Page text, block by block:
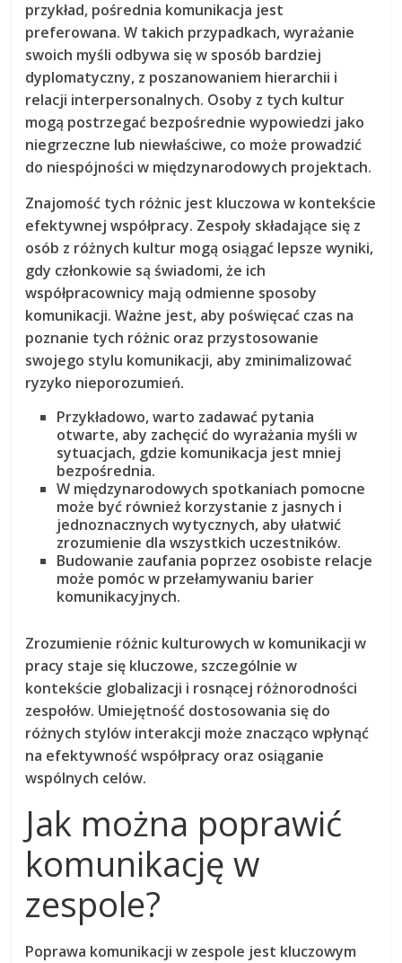
przykład, pośrednia komunikacja jest
preferowana. W takich przypadkach, wyrażanie
swoich myśli odbywa się w sposób bardziej
dyplomatyczny, z poszanowaniem hierarchii i
relacji interpersonalnych. Osoby z tych kultur
mogą postrzegać bezpośrednie wypowiedzi jako
niegrzeczne lub niewłaściwe, co może prowadzić
do niespójności w międzynarodowych projektach.
Znajomość tych różnic jest kluczowa w kontekście
efektywnej współpracy. Zespoły składające się z
osób z różnych kultur mogą osiągać lepsze wyniki,
gdy członkowie są świadomi, że ich
współpracownicy mają odmienne sposoby
komunikacji. Ważne jest, aby poświęcać czas na
poznanie tych różnic oraz przystosowanie
swojego stylu komunikacji, aby zminimalizować
ryzyko nieporozumień.
Przykładowo, warto zadawać pytania
otwarte, aby zachęcić do wyrażania myśli w
sytuacjach, gdzie komunikacja jest mniej
bezpośrednia.
W międzynarodowych spotkaniach pomocne
może być również korzystanie z jasnych i
jednoznacznych wytycznych, aby ułatwić
zrozumienie dla wszystkich uczestników.
Budowanie zaufania poprzez osobiste relacje
może pomóc w przełamywaniu barier
komunikacyjnych.
Zrozumienie różnic kulturowych w komunikacji w
pracy staje się kluczowe, szczególnie w
kontekście globalizacji i rosnącej różnorodności
zespołów. Umiejętność dostosowania się do
różnych stylów interakcji może znacząco wpłynąć
na efektywność współpracy oraz osiąganie
wspólnych celów.
Jak można poprawić
komunikację w
zespole?
Poprawa komunikacji w zespole jest kluczowym